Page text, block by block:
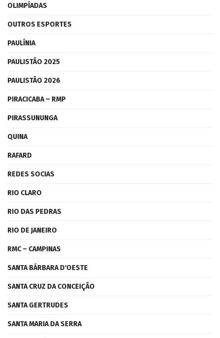
OLIMPÍADAS
OUTROS ESPORTES
PAULÍNIA
PAULISTÃO 2025
PAULISTÃO 2026
PIRACICABA – RMP
PIRASSUNUNGA
QUINA
RAFARD
REDES SOCIAS
RIO CLARO
RIO DAS PEDRAS
RIO DE JANEIRO
RMC – CAMPINAS
SANTA BÁRBARA D'OESTE
SANTA CRUZ DA CONCEIÇÃO
SANTA GERTRUDES
SANTA MARIA DA SERRA